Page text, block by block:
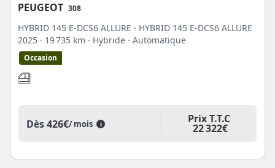
PEUGEOT 308
HYBRID 145 E-DCS6 ALLURE · HYBRID 145 E-DCS6 ALLURE
2025 · 19 735 km · Hybride · Automatique
Occasion
Dès426€/ mois i Prix T.T.C
22 322€